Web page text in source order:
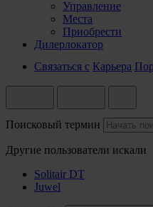
Управление
Места
Приобрести
Дилерлокатор
Связаться с Карьера
Поисковый термин
Другие пользователи искали
Solitair DT
Juwel